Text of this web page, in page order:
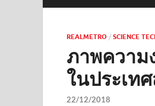
REALMETRO / SCIENCE
ภาพความ
ในประเท
22/12/2018